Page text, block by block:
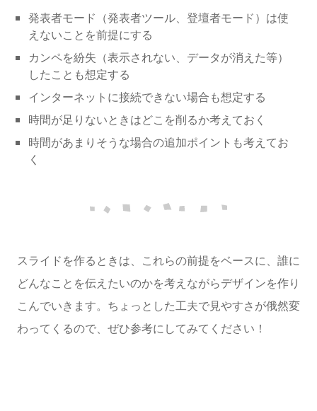
発表者モード（発表者ツール、登壇者モード）は使
えないことを前提にする
カンペを紛失（表示されない、データが消えた等）
したことも想定する
インターネットに接続できない場合も想定する
時間が足りないときはどこを削るか考えておく
時間があまりそうな場合の追加ポイントも考えてお
く
スライドを作るときは、これらの前提をベースに、誰に
どんなことを伝えたいのかを考えながらデザインを作り
こんでいきます。ちょっとした工夫で見やすさが俄然変
わってくるので、ぜひ参考にしてみてください！